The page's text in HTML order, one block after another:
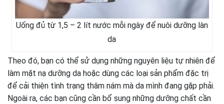
Uống đủ từ 1,5 – 2 lít nước mỗi ngày để nuôi dưỡng làn
da
Theo đó, bạn có thể sử dụng những nguyên liệu tự nhiên để
làm mặt nạ dưỡng da hoặc dùng các loại sản phẩm đặc trị
để cải thiện tình trạng thâm nám mà da mình đang gặp phải.
Ngoài ra, các bạn cũng cần bổ sung những dưỡng chất cần